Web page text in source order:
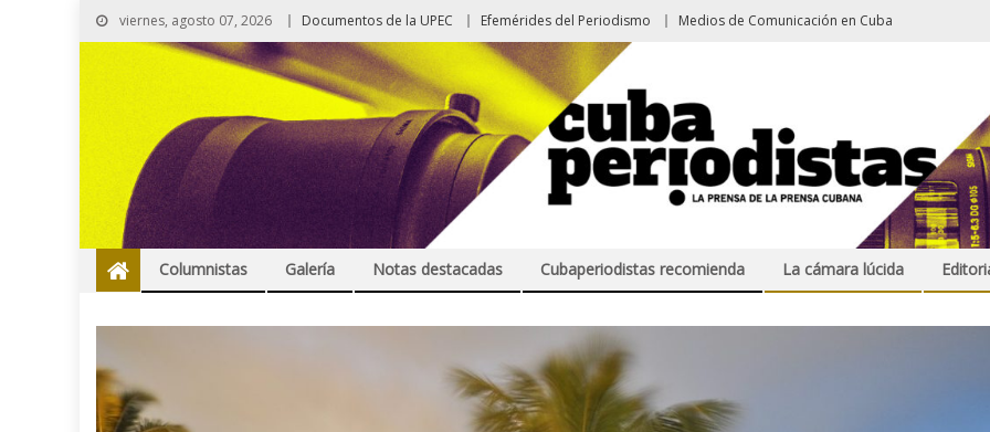
viernes, agosto 07, 2026 Documentos de la UPEC Efemérides del Periodismo Medios de Comunicación en Cuba
Columnistas Galería Notas destacadas Cubaperiodistas recomienda La cámara lúcida